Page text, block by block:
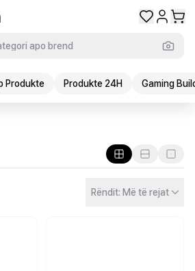
apo brend
Produkte Produkte 24H Gaming
Rëndit: Më të rejat